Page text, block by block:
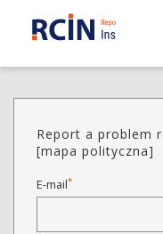
Report a problem
[mapa polityczna]
E-mail*